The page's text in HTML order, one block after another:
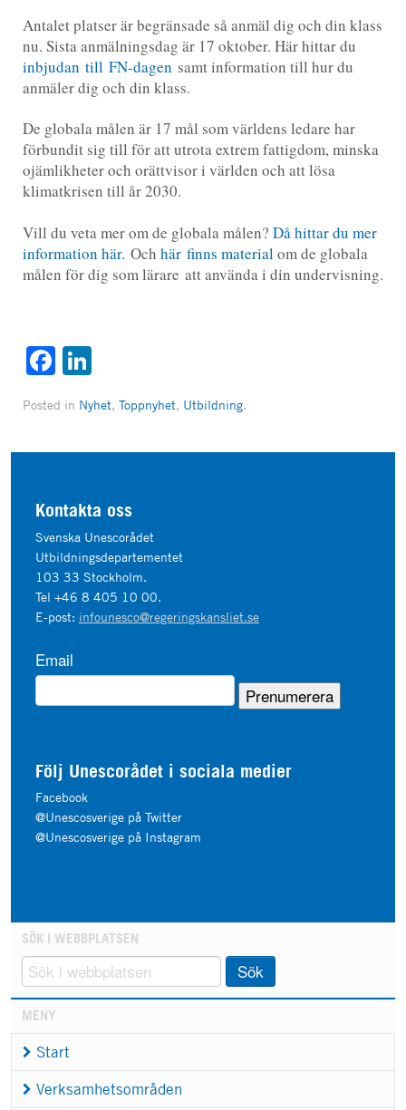
Antalet platser är begränsade så anmäl dig och din klass
nu. Sista anmälningsdag är 17 oktober. Här hittar du
inbjudan till FN-dagen samt information till hur du
anmäler dig och din klass.
De globala målen är 17 mål som världens ledare har
förbundit sig till för att utrota extrem fattigdom, minska
ojämlikheter och orättvisor i världen och att lösa
klimatkrisen till år 2030.
Vill du veta mer om de globala målen? Då hittar du mer
information här. Och här finns materialom de globala
målen för dig som lärare att använda i din undervisning.
Facebook
LinkedIn
Posted in Nyhet, Toppnyhet, Utbildning.
Kontakta oss
Svenska Unescorådet
Utbildningsdepartementet
103 33 Stockholm.
Tel +46 8 405 10 00.
E-post: infounesco@regeringskansliet.se
Email
Följ Unescorådet i sociala medier
Facebook
@Unescosverige på Twitter
@Unescosverige på Instagram
SÖK I WEBBPLATSEN
Sök
MENY
Start
Verksamhetsområden